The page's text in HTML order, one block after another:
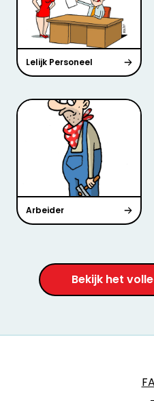
Lelijk Personeel
Arbeider
Bekijk het